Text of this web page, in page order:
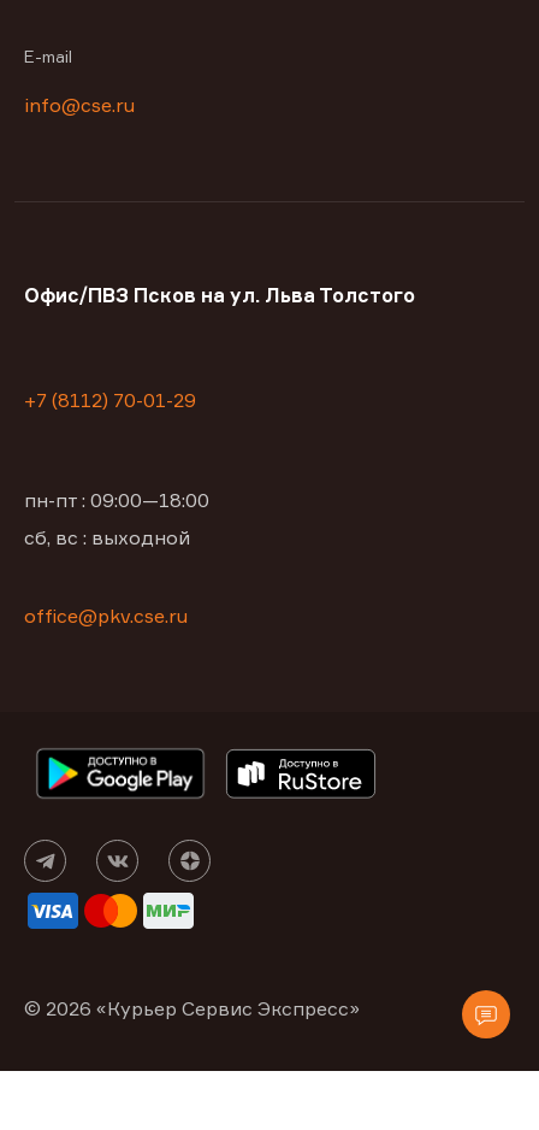
E-mail
info@cse.ru
Офис/ПВЗ Псков на ул. Льва Толстого
+7 (8112) 70-01-29
пн-пт : 09:00—18:00
сб, вс : выходной
office@pkv.cse.ru
© 2026 «Курьер Сервис Экспресс»